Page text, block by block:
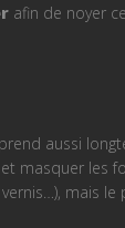
afin de noyer
aussi
masquer les
mais